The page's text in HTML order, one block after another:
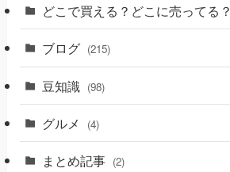
どこで買える？どこに売ってる？
ブログ (215)
豆知識 (98)
グルメ (4)
まとめ記事 (2)